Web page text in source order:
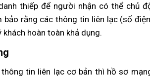
thiếp để người nhận có thể chủ
bảo rằng các thông tin liên lạc (số
hoàn toàn khả dụng.
tin liên lạc cơ bản thì hồ sơ